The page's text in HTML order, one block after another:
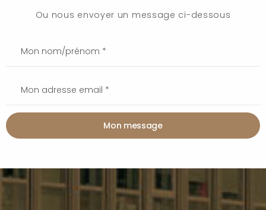
Ou nous envoyer un message ci-dessous
Mon message